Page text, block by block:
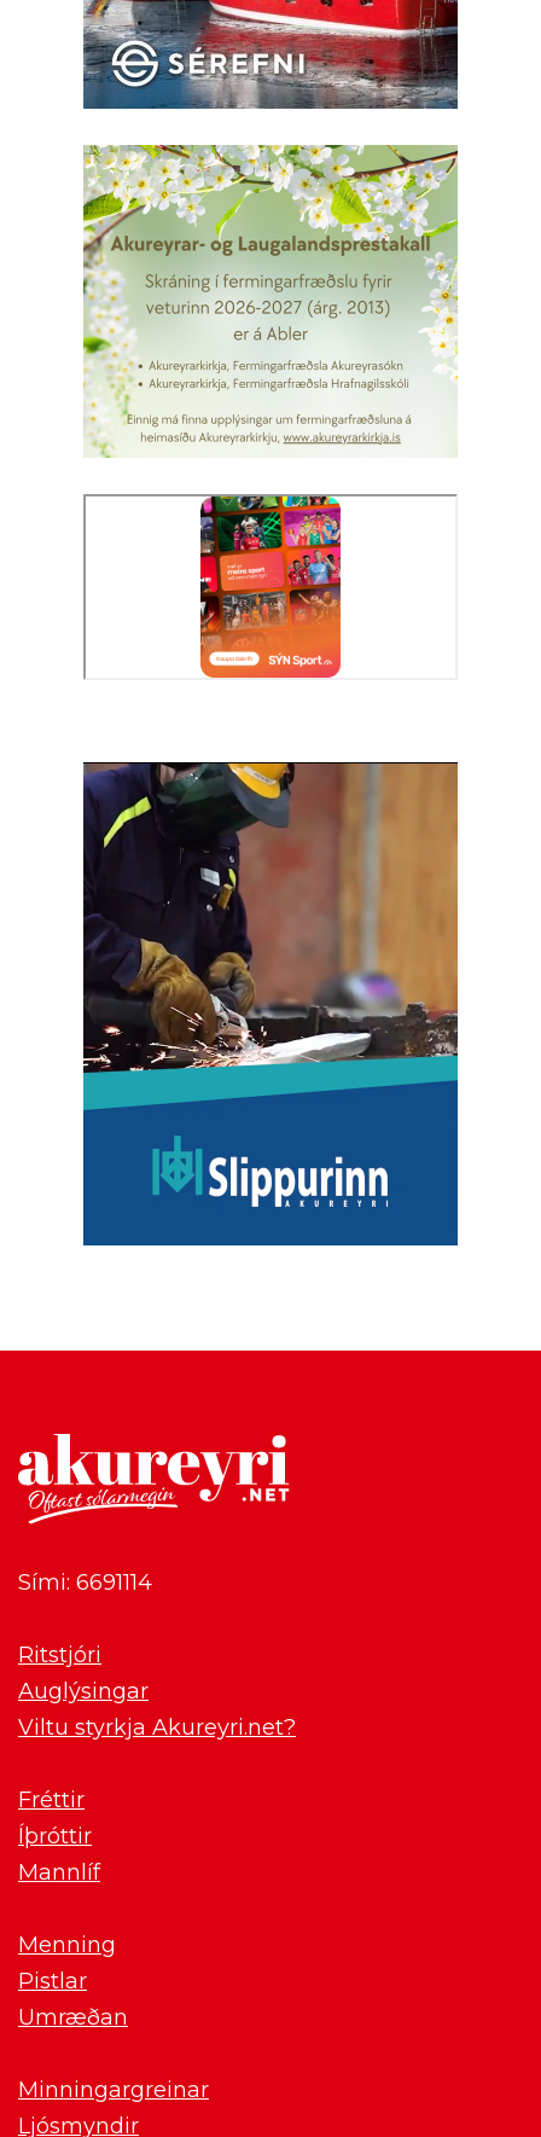
Sími: 6691114
Ritstjóri
Auglýsingar
Viltu styrkja Akureyri.net?
Fréttir
Íþróttir
Mannlíf
Menning
Pistlar
Umræðan
Minningargreinar
Ljósmyndir